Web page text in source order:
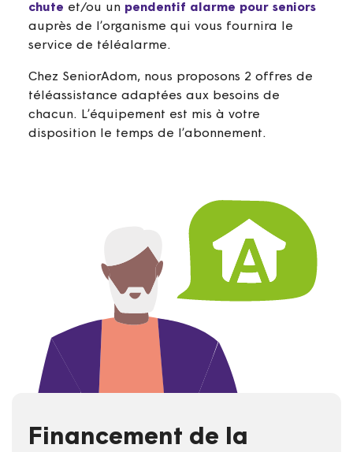
chute et/ou un pendentif alarme pour seniors
auprès de l’organisme qui vous fournira le
service de téléalarme.
Chez SeniorAdom, nous proposons 2 offres de
téléassistance adaptées aux besoins de
chacun. L’équipement est mis à votre
disposition le temps de l’abonnement.
Financement de la